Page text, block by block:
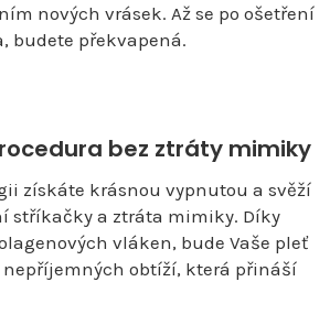
nových vrásek. Až se po ošetření
budete překvapená.
bez ztráty mimiky
získáte krásnou vypnutou a svěží
stříkačky a ztráta mimiky. Díky
vláken, bude Vaše pleť
nepříjemných obtíží, která přináší